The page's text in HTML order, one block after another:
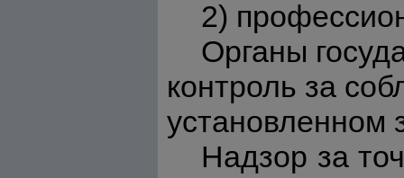
2)
Органы
контроль за
установленном
Надзор за